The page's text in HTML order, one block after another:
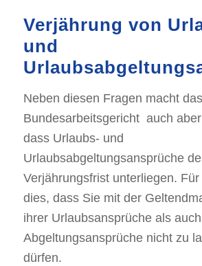
Verjährung von
und
Neben diesen Fragen macht das
Bundesarbeitsgericht auch
dass Urlaubs- und
Urlaubsabgeltungsansprüche
Verjährungsfrist unterliegen.
dies, dass Sie mit der
ihrer Urlaubsansprüche als
Abgeltungsansprüche nicht zu
dürfen.